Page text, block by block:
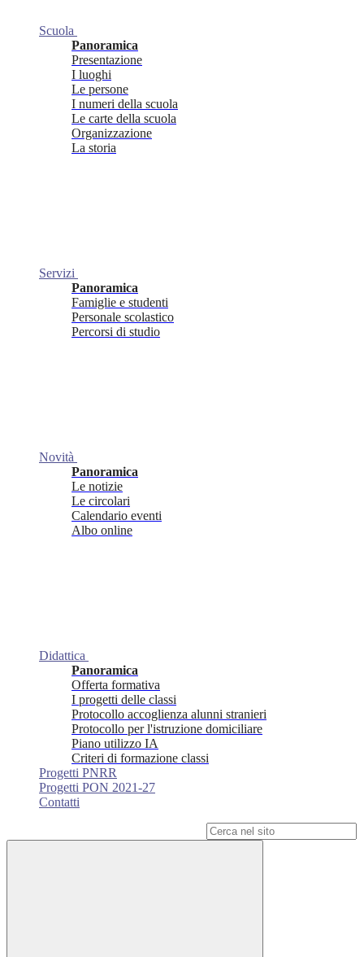
Scuola
Panoramica
Presentazione
I luoghi
Le persone
I numeri della scuola
Le carte della scuola
Organizzazione
La storia
Servizi
Panoramica
Famiglie e studenti
Personale scolastico
Percorsi di studio
Novità
Panoramica
Le notizie
Le circolari
Calendario eventi
Albo online
Didattica
Panoramica
Offerta formativa
I progetti delle classi
Protocollo accoglienza alunni stranieri
Protocollo per l'istruzione domiciliare
Piano utilizzo IA
Criteri di formazione classi
Progetti PNRR
Progetti PON 2021-27
Contatti